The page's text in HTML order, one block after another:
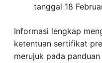
tanggal 18
Informasi lengkap
ketentuan sertifikat
merujuk pada panduan